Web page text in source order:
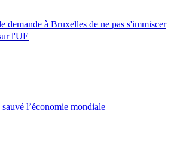
à Bruxelles de ne pas s'immiscer
l'UE
l’économie mondiale